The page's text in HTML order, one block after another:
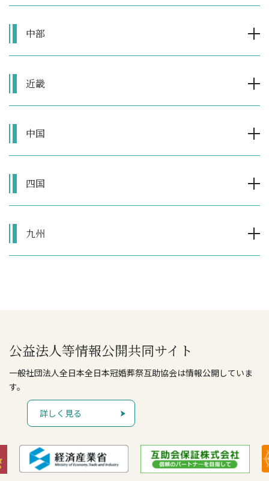
中部
近畿
中国
四国
九州
公益法人等情報公開共同サイト
一般社団法人全日本全日本冠婚葬祭互助協会は情報公開していま
す。
詳しく見る